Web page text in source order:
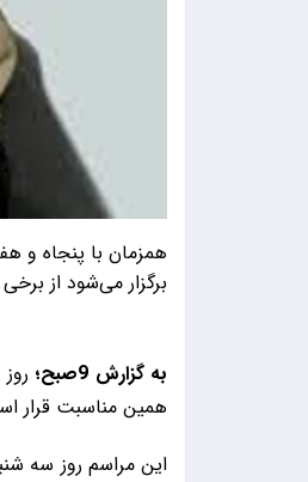
همزمان با پنجاه و
برگزار می‌شود از
به گزارش 9صبح؛
همین مناسبت قرار